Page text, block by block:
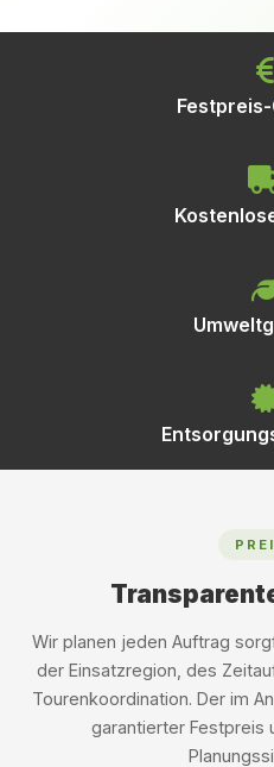
Wir planen jeden Auftrag
der Einsatzregion, des
Tourenkoordination. Der im
garantierter Festpreis